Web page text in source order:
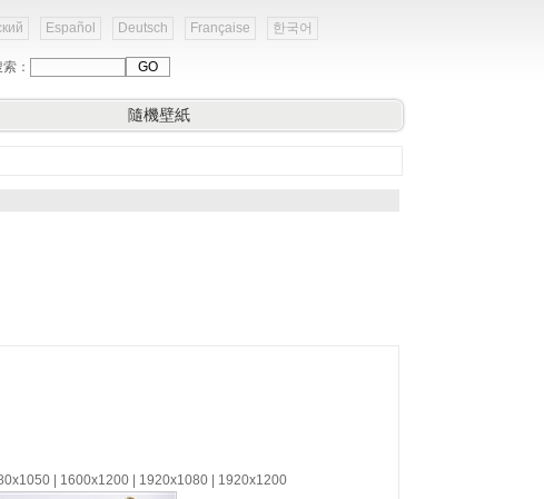
Español Deutsch Française 한국어
：
隨機壁紙
| 1600x1200 | 1920x1080 | 1920x1200